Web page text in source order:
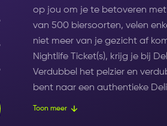
op jou om je te betoveren
van 500 biersoorten, velen
niet meer van je gezicht af
Nightlife Ticket(s), krijg je bij
Verdubbel het pelzier en
bent naar een authentieke
dan kun je alsnog genieten
Toon meer